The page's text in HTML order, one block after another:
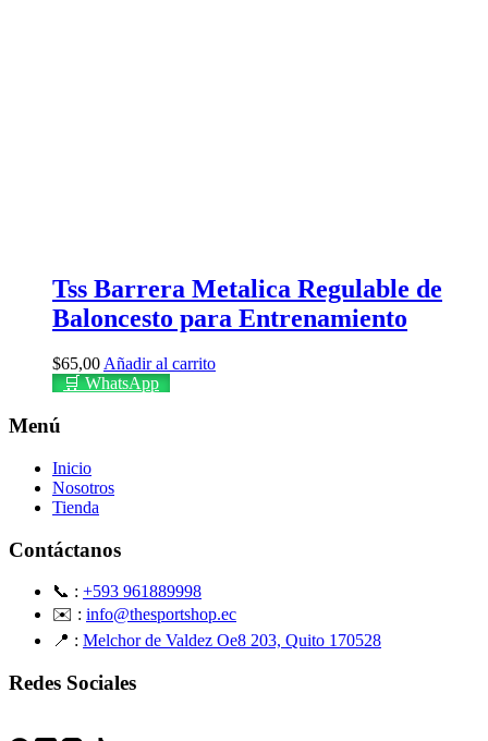
Tss Barrera Metalica Regulable de
Baloncesto para Entrenamiento
$65,00Añadir al carrito
🛒 WhatsApp
Menú
Inicio
Nosotros
Tienda
Contáctanos
📞 : +593 961889998
✉️ : info@thesportshop.ec
📍 : Melchor de Valdez Oe8 203, Quito 170528
Redes Sociales